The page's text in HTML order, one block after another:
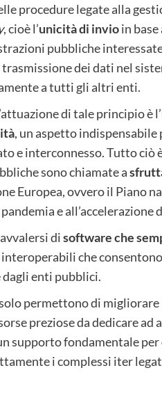
procedure legate alla
, cioè l’unicità di invioin
pubbliche
dei dati nel
a tutti gli altri enti.
di tale principio è
, un aspetto indispensabile
e interconnesso. Tutto ciò
sono chiamate a
Europea, ovvero il Piano
e
disoftware che
che
enti pubblici.
permettono di
preziose da dedicare
supporto fondamentale per
i complessi iter